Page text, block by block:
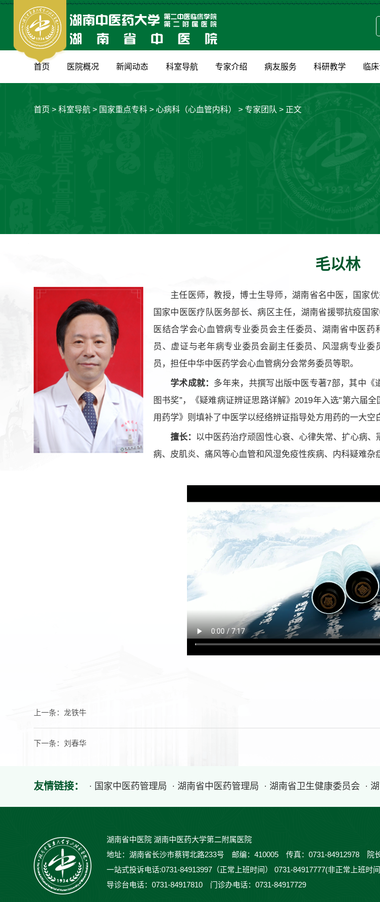
首页 医院概况 新闻动态 科室导航 专家介绍 病友服务 科研教学 临
首页 >科室导航 > 国家重点专科 >心病科（心血管内科） >专家团队 > 正文
毛以林
主任医师，教授，博士生导师，湖南省名中医，国家
国家中医医疗队医务部长、病区主任，湖南省援鄂抗疫国
医结合学会心血管病专业委员会主任委员、湖南省中医
员、虚证与老年病专业委员会副主任委员、风湿病专业
员，担任中华中医药学会心血管病分会常务委员等职。
学术成就： 多年来，共撰写出版中医专著7部，其中《
图书奖”，《疑难病证辨证思路详解》2019年入选"第六届
用药学》则填补了中医学以经络辨证指导处方用药的一大
擅长： 以中医药治疗顽固性心衰、心律失常、扩心病
病、皮肌炎、痛风等心血管和风湿免疫性疾病、内科疑难杂
上一条：龙铁牛
下一条：刘春华
友情链接： · 国家中医药管理局 · 湖南省中医药管理局 · 湖南省卫生健康委员会 ·
湖南省中医院 湖南中医药大学第二附属医院
地址：湖南省长沙市蔡锷北路233号 邮编：410005 传真：0731-84912978 院
一站式投诉电话:0731-84913997（正常上班时间） 0731-84917777(非正常上班
导诊台电话：0731-84917810 门诊办电话：0731-84917729